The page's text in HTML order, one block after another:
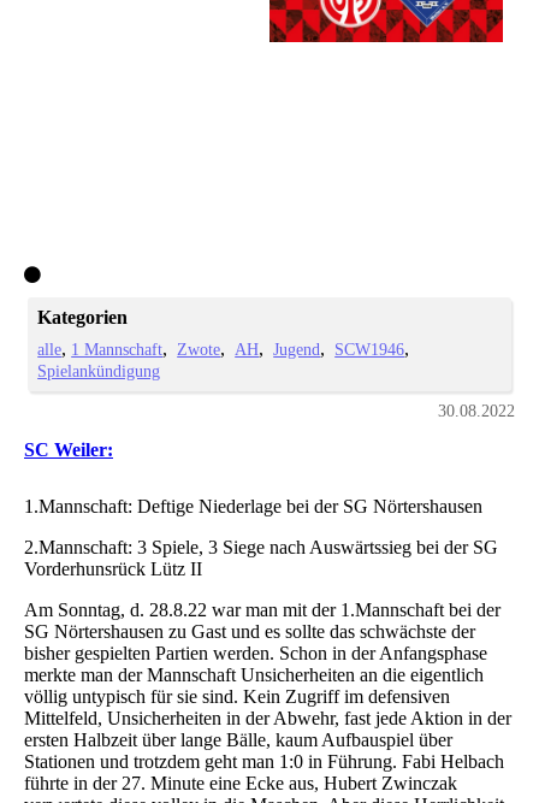
Kategorien
alle 1 Mannschaft Zwote AH Jugend
SCW1946
Spielankündigung
30.08.2022
SC Weiler:
1.Mannschaft: Deftige Niederlage bei der SG Nörtershausen
2.Mannschaft: 3 Spiele, 3 Siege nach Auswärtssieg bei der SG
Vorderhunsrück Lütz II
Am Sonntag, d. 28.8.22 war man mit der 1.Mannschaft bei der
SG Nörtershausen zu Gast und es sollte das schwächste der
bisher gespielten Partien werden. Schon in der Anfangsphase
merkte man der Mannschaft Unsicherheiten an die eigentlich
völlig untypisch für sie sind. Kein Zugriff im defensiven
Mittelfeld, Unsicherheiten in der Abwehr, fast jede Aktion in der
ersten Halbzeit über lange Bälle, kaum Aufbauspiel über
Stationen und trotzdem geht man 1:0 in Führung. Fabi Helbach
führte in der 27. Minute eine Ecke aus, Hubert Zwinczak